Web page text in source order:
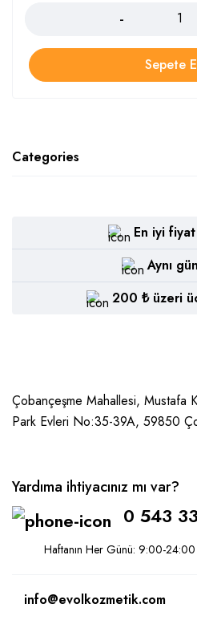
Categories
Sepete
En iyi
Aynı
200 ₺ üzeri
Çobançeşme Mahallesi, Mustafa
Park Evleri No:35-39A, 59850
Yardıma ihtiyacınız mı var?
0 543
Haftanın Her Günü: 9:00-24:00
info@evolkozmetik.com